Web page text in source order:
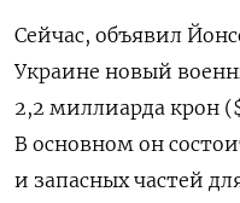
Сейчас, объявил
Украине новый
2,2 миллиарда крон
В основном он
и запасных частей